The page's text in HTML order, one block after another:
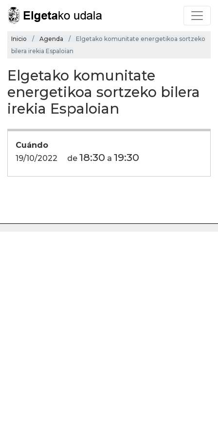
Inicio Agenda
Elgetako komunitate energetikoa sortzeko
bilera irekia Espaloian
Elgetako komunitate
energetikoa sortzeko bilera
irekia Espaloian
Cuándo
19/10/2022
de 18:30 a 19:30